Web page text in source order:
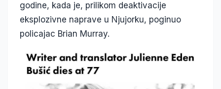
godine, kada je, prilikom deaktivacije
eksplozivne naprave u Njujorku, poginuo
policajac Brian Murray.